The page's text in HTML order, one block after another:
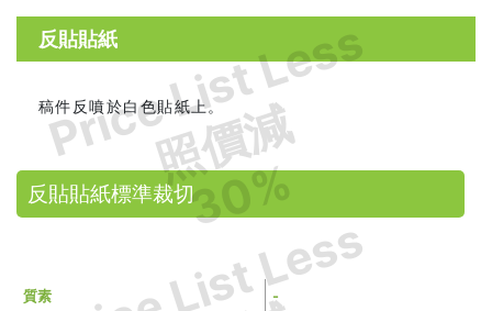
Price List Less
照價減
30%
反貼貼紙
稿件反噴於白色貼紙上。
反貼貼紙標準裁切
質素 -